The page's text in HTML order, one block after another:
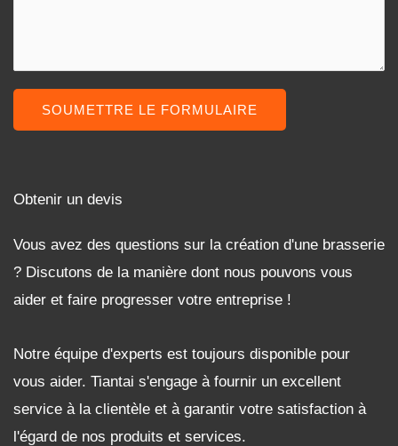
SOUMETTRE LE FORMULAIRE
Obtenir un devis
Vous avez des questions sur la création d'une brasserie
? Discutons de la manière dont nous pouvons vous
aider et faire progresser votre entreprise !
Notre équipe d'experts est toujours disponible pour
vous aider. Tiantai s'engage à fournir un excellent
service à la clientèle et à garantir votre satisfaction à
l'égard de nos produits et services.